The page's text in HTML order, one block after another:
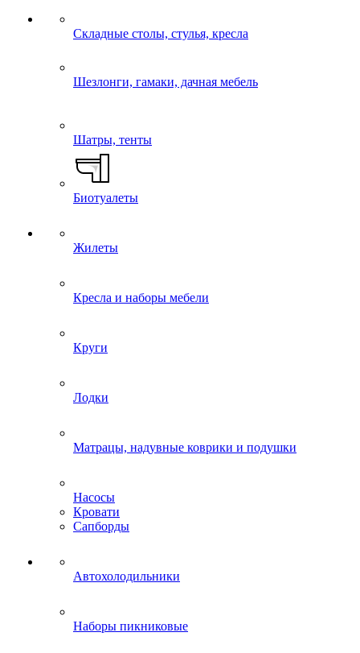
Складные столы, стулья, кресла
Шезлонги, гамаки, дачная мебель
Шатры, тенты
Биотуалеты
Жилеты
Кресла и наборы мебели
Круги
Лодки
Матрацы, надувные коврики и подушки
Насосы
Кровати
Сапборды
Автохолодильники
Наборы пикниковые